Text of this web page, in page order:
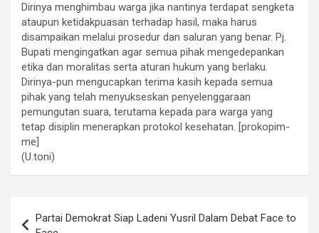
Dirinya menghimbau warga jika nantinya terdapat sengketa
ataupun ketidakpuasan terhadap hasil, maka harus
disampaikan melalui prosedur dan saluran yang benar. Pj.
Bupati mengingatkan agar semua pihak mengedepankan
etika dan moralitas serta aturan hukum yang berlaku.
Dirinya-pun mengucapkan terima kasih kepada semua
pihak yang telah menyukseskan penyelenggaraan
pemungutan suara, terutama kepada para warga yang
tetap disiplin menerapkan protokol kesehatan. [prokopim-
me]
(U.toni)
Partai Demokrat Siap Ladeni Yusril Dalam Debat Face to